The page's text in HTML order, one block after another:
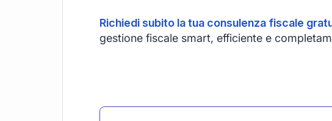
Richiedi subito la tua consulenza fiscale
gestione fiscale smart, efficiente e